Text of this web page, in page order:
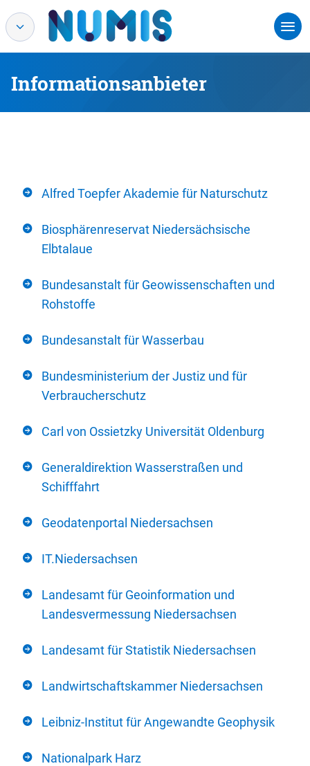
Informationsanbieter
Alfred Toepfer Akademie für Naturschutz
Biosphärenreservat Niedersächsische
Elbtalaue
Bundesanstalt für Geowissenschaften und
Rohstoffe
Bundesanstalt für Wasserbau
Bundesministerium der Justiz und für
Verbraucherschutz
Carl von Ossietzky Universität Oldenburg
Generaldirektion Wasserstraßen und
Schifffahrt
Geodatenportal Niedersachsen
IT.Niedersachsen
Landesamt für Geoinformation und
Landesvermessung Niedersachsen
Landesamt für Statistik Niedersachsen
Landwirtschaftskammer Niedersachsen
Leibniz-Institut für Angewandte Geophysik
Nationalpark Harz